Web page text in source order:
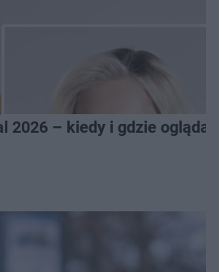
2026 – kiedy i gdzie